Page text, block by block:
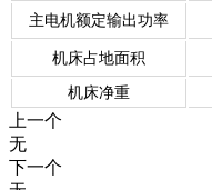
主电机额定输出功率
机床占地面积
机床净重
上一个
无
下一个